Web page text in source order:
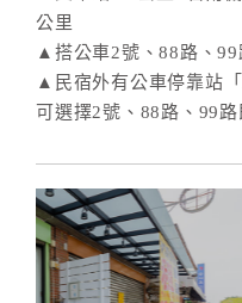
公里
▲搭公車2號、88路、
▲民宿外有公車停靠站
可選擇2號、88路、99